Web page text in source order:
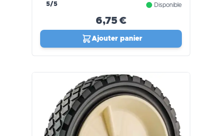
5/5 Disponible
6,75 €
Ajouter panier